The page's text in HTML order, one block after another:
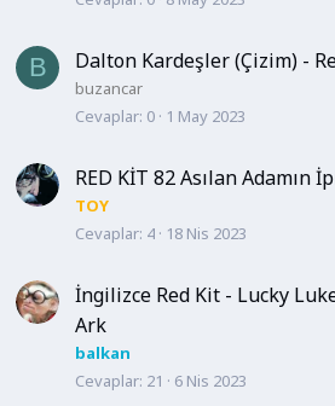
B Dalton Kardeşler (Çizim) -
buzancar
Cevaplar 0 1 May 2023
RED KİT 82 Asılan Adamın
TOY
Cevaplar 4 18 Nis 2023
İngilizce Red Kit - Lucky
Ark
balkan
Cevaplar 21 6 Nis 2023